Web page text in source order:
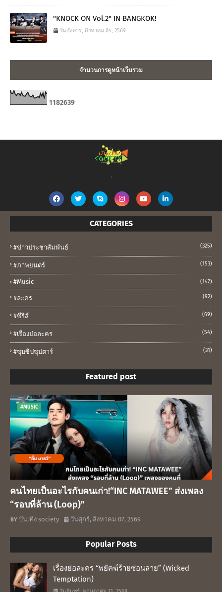
"KNOCK ON Vol.2" IN BANGKOK!
วันอังคาร, สิงหาคม 04, 2569
จำนวนการดูหน้าเว็บรวม
1182639
.
CATEGORIES
#ข่าวประชาสัมพันธ์ (325)
#ภาพยนตร์ (153)
#music (147)
#ละคร (92)
#ซีรีส์ (69)
#เรื่องย่อละคร (54)
#ซุบซิปซุปตาร์ (31)
Featured post
#MUSIC
คนไทยเป็นอะไรกับคนเก่า!“INC MATAWEE” ส่งเพลง
“รอบที่ล้าน (Loop)”
บันเทิง society วันศุกร์, สิงหาคม 07, 2569
Popular Posts
เรื่องย่อละคร “พยัคฆ์ร้ายซ่อนลาย” (Wicked
Temptation)